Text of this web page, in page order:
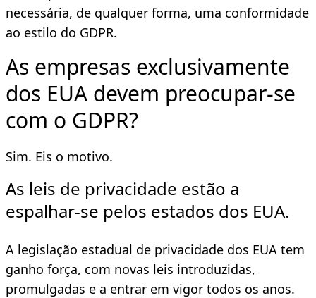
necessária, de qualquer forma, uma conformidade
ao estilo do GDPR.
As empresas exclusivamente
dos EUA devem preocupar-se
com o GDPR?
Sim. Eis o motivo.
As leis de privacidade estão a
espalhar-se pelos estados dos EUA.
A legislação estadual de privacidade dos EUA tem
ganho força, com novas leis introduzidas,
promulgadas e a entrar em vigor todos os anos.